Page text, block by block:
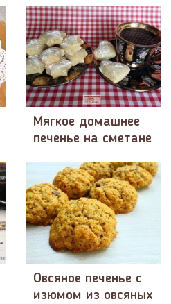
Мягкое домашнее
печенье на сметане
Овсяное печенье с
изюмом из овсяных